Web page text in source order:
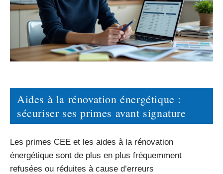
Aides à la rénovation énergétique :
sécuriser ses primes avant signature
Les primes CEE et les aides à la rénovation
énergétique sont de plus en plus fréquemment
refusées ou réduites à cause d’erreurs